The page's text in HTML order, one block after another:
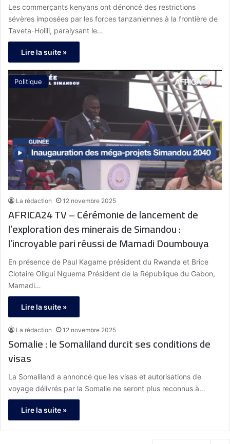
Les commerçants kenyans ont dénoncé des restrictions
sévères imposées par les forces tanzaniennes à la frontière de
Taveta-Holili, paralysant le…
Lire la suite »
Politique
La rédaction 12 novembre 2025
AFRICA24 TV – Cérémonie de lancement de
l’exploration des minerais de Simandou :
l’incroyable pari réussi de Mamadi Doumbouya
En présence de Paul Kagame président du Rwanda et Brice
Clotaire Oligui Nguema Président de la République du Gabon,
Mamadi…
Lire la suite »
La rédaction 12 novembre 2025
Somalie : le Somaliland durcit ses conditions de
visas
La Somaliland a annoncé que les visas et autorisations de
voyage délivrés par la Somalie ne seront plus reconnus à…
Lire la suite »